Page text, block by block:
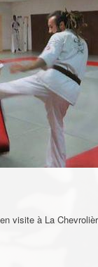
visite à La